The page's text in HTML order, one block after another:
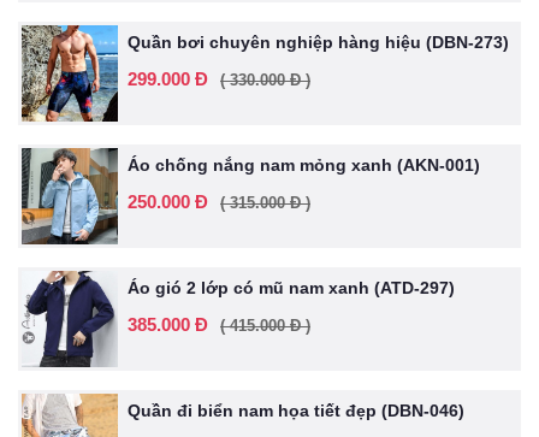
Quần bơi chuyên nghiệp hàng hiệu (DBN-273)
299.000 Đ ( 330.000 Đ )
Áo chống nắng nam mỏng xanh (AKN-001)
250.000 Đ ( 315.000 Đ )
Áo gió 2 lớp có mũ nam xanh (ATD-297)
385.000 Đ ( 415.000 Đ )
Quần đi biển nam họa tiết đẹp (DBN-046)